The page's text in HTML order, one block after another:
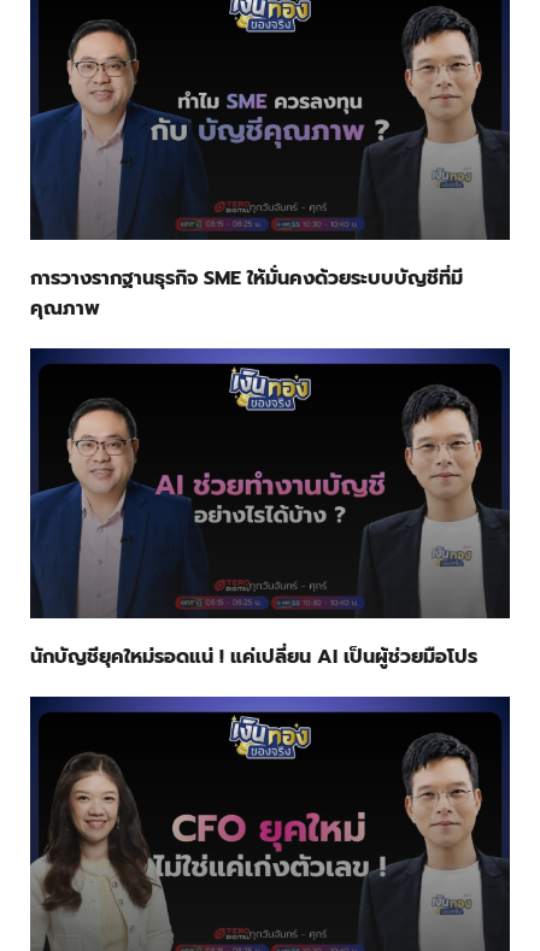
การวางรากฐานธุรกิจ SME ให้มั่นคงด้วยระบบบัญชีที่มี
คุณภาพ
นักบัญชียุคใหม่รอดแน่ ! แค่เปลี่ยน AI เป็นผู้ช่วยมือโปร